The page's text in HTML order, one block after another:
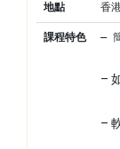
地點 香
課程特色 –
–
–